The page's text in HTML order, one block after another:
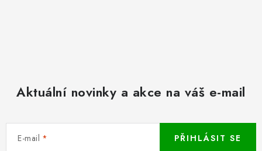
Aktuální novinky a akce na váš e-mail
E-mail PŘIHLÁSIT SE